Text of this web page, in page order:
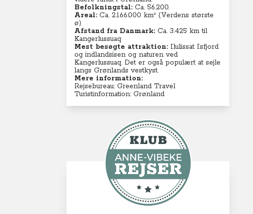
Befolkningstal: Ca. 56.200.
Areal: Ca. 2.166.000 km² (Verdens største
ø)
Afstand fra Danmark: Ca. 3.425 km til
Kangerlussuaq
Mest besøgte attraktion: Ilulissat Isfjord
og indlandsisen og naturen ved
Kangerlussuaq. Det er også populært at sejle
langs Grønlands vestkyst.
Mere information:
Rejsebureau: Greenland Travel
Turistinformation: Grønland